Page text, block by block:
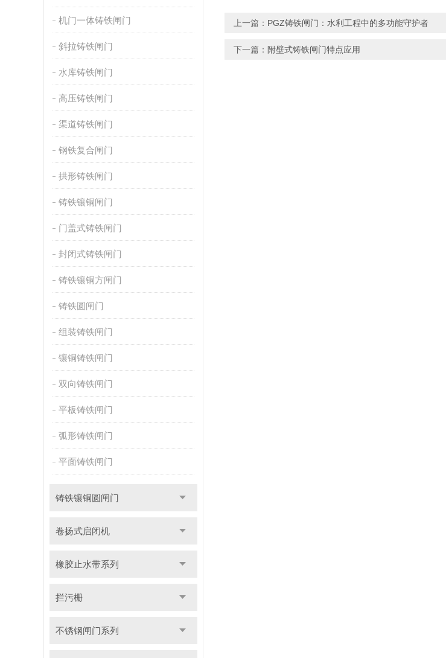
机门一体铸铁闸门
斜拉铸铁闸门
水库铸铁闸门
高压铸铁闸门
渠道铸铁闸门
钢铁复合闸门
拱形铸铁闸门
铸铁镶铜闸门
门盖式铸铁闸门
封闭式铸铁闸门
铸铁镶铜方闸门
铸铁圆闸门
组装铸铁闸门
镶铜铸铁闸门
双向铸铁闸门
平板铸铁闸门
弧形铸铁闸门
平面铸铁闸门
铸铁镶铜圆闸门
卷扬式启闭机
橡胶止水带系列
拦污栅
不锈钢闸门系列
上一篇： PGZ铸铁闸门：水利工程中的多功能守护者
下一篇： 附壁式铸铁闸门特点应用